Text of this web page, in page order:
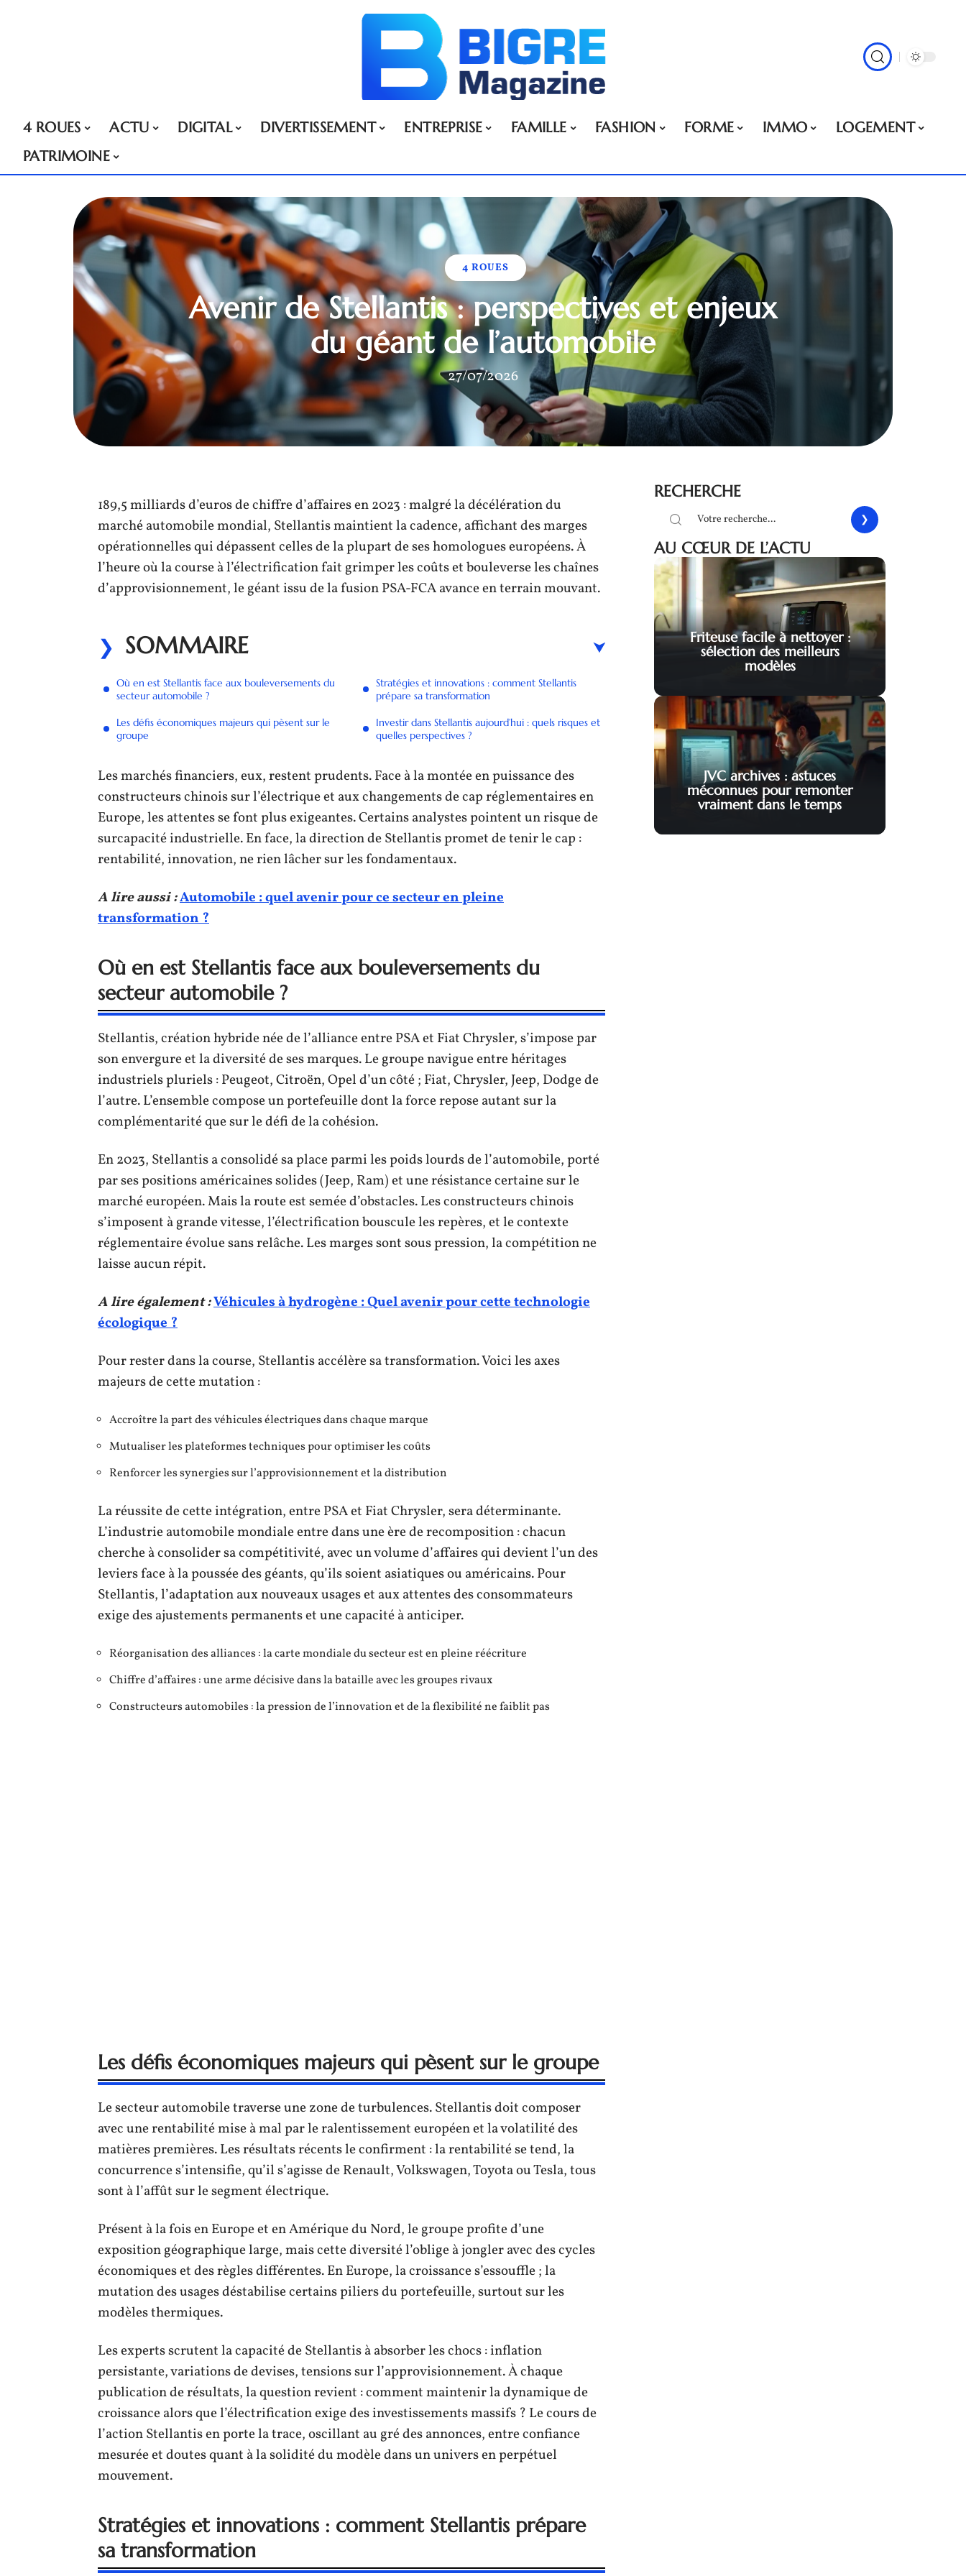
4 ROUES ACTU DIGITAL DIVERTISSEMENT ENTREPRISE FAMILLE FASHION FORME IMMO
LOGEMENT
PATRIMOINE
4 ROUES
Avenir de Stellantis : perspectives et enjeux
du géant de l’automobile
27/07/2026
189,5 milliards d’euros de chiffre d’affaires en 2023 : malgré la décélération du
marché automobile mondial, Stellantis maintient la cadence, affichant des marges
opérationnelles qui dépassent celles de la plupart de ses homologues européens. À
l’heure où la course à l’électrification fait grimper les coûts et bouleverse les chaînes
d’approvisionnement, le géant issu de la fusion PSA-FCA avance en terrain mouvant.
SOMMAIRE
Où en est Stellantis face aux bouleversements du
secteur automobile ?
Les défis économiques majeurs qui pèsent sur le
groupe
Stratégies et innovations : comment Stellantis
prépare sa transformation
Investir dans Stellantis aujourd’hui : quels risques et
quelles perspectives ?
Les marchés financiers, eux, restent prudents. Face à la montée en puissance des
constructeurs chinois sur l’électrique et aux changements de cap réglementaires en
Europe, les attentes se font plus exigeantes. Certains analystes pointent un risque de
surcapacité industrielle. En face, la direction de Stellantis promet de tenir le cap :
rentabilité, innovation, ne rien lâcher sur les fondamentaux.
A lire aussi :Automobile : quel avenir pour ce secteur en pleine
transformation ?
Où en est Stellantis face aux bouleversements du
secteur automobile ?
Stellantis, création hybride née de l’alliance entre PSA et Fiat Chrysler, s’impose par
son envergure et la diversité de ses marques. Le groupe navigue entre héritages
industriels pluriels : Peugeot, Citroën, Opel d’un côté ; Fiat, Chrysler, Jeep, Dodge de
l’autre. L’ensemble compose un portefeuille dont la force repose autant sur la
complémentarité que sur le défi de la cohésion.
En 2023, Stellantis a consolidé sa place parmi les poids lourds de l’automobile, porté
par ses positions américaines solides (Jeep, Ram) et une résistance certaine sur le
marché européen. Mais la route est semée d’obstacles. Les constructeurs chinois
s’imposent à grande vitesse, l’électrification bouscule les repères, et le contexte
réglementaire évolue sans relâche. Les marges sont sous pression, la compétition ne
laisse aucun répit.
A lire également :Véhicules à hydrogène : Quel avenir pour cette technologie
écologique ?
Pour rester dans la course, Stellantis accélère sa transformation. Voici les axes
majeurs de cette mutation :
Accroître la part des véhicules électriques dans chaque marque
Mutualiser les plateformes techniques pour optimiser les coûts
Renforcer les synergies sur l’approvisionnement et la distribution
La réussite de cette intégration, entre PSA et Fiat Chrysler, sera déterminante.
L’industrie automobile mondiale entre dans une ère de recomposition : chacun
cherche à consolider sa compétitivité, avec un volume d’affaires qui devient l’un des
leviers face à la poussée des géants, qu’ils soient asiatiques ou américains. Pour
Stellantis, l’adaptation aux nouveaux usages et aux attentes des consommateurs
exige des ajustements permanents et une capacité à anticiper.
Réorganisation des alliances : la carte mondiale du secteur est en pleine réécriture
Chiffre d’affaires : une arme décisive dans la bataille avec les groupes rivaux
Constructeurs automobiles : la pression de l’innovation et de la flexibilité ne faiblit pas
Les défis économiques majeurs qui pèsent sur le groupe
Le secteur automobile traverse une zone de turbulences. Stellantis doit composer
avec une rentabilité mise à mal par le ralentissement européen et la volatilité des
matières premières. Les résultats récents le confirment : la rentabilité se tend, la
concurrence s’intensifie, qu’il s’agisse de Renault, Volkswagen, Toyota ou Tesla, tous
sont à l’affût sur le segment électrique.
Présent à la fois en Europe et en Amérique du Nord, le groupe profite d’une
exposition géographique large, mais cette diversité l’oblige à jongler avec des cycles
économiques et des règles différentes. En Europe, la croissance s’essouffle ; la
mutation des usages déstabilise certains piliers du portefeuille, surtout sur les
modèles thermiques.
Les experts scrutent la capacité de Stellantis à absorber les chocs : inflation
persistante, variations de devises, tensions sur l’approvisionnement. À chaque
publication de résultats, la question revient : comment maintenir la dynamique de
croissance alors que l’électrification exige des investissements massifs ? Le cours de
l’action Stellantis en porte la trace, oscillant au gré des annonces, entre confiance
mesurée et doutes quant à la solidité du modèle dans un univers en perpétuel
mouvement.
Stratégies et innovations : comment Stellantis prépare
sa transformation
RECHERCHE
AU CŒUR DE L’ACTU
Friteuse facile à nettoyer :
sélection des meilleurs
modèles
JVC archives : astuces
méconnues pour remonter
vraiment dans le temps